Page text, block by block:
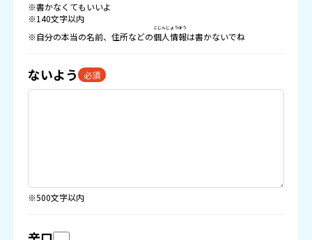
※書かなくてもいいよ
※140文字以内
※自分の本当の名前、住所などの個人情報
こじんじょうほう
は書かないでね
ないよう 必須
※500文字以内